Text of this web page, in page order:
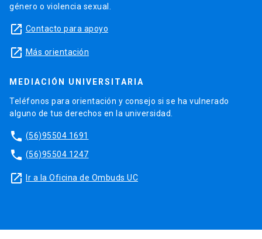
género o violencia sexual.
launch Contacto para apoyo
launch Más orientación
MEDIACIÓN UNIVERSITARIA
Teléfonos para orientación y consejo si se ha vulnerado
alguno de tus derechos en la universidad.
phone (56)95504 1691
phone (56)95504 1247
launch Ir a la Oficina de Ombuds UC